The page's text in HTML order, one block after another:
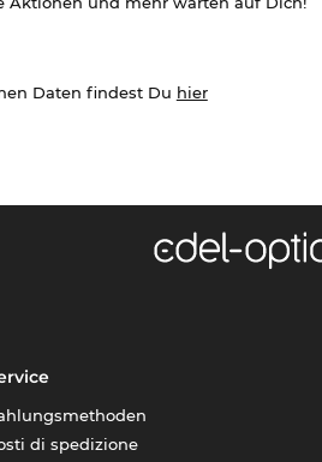
Daten findest Du hier
di spedizione